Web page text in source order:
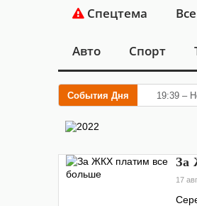
Спецтема
Авто Спорт
События Дня 19:39 –
За
17